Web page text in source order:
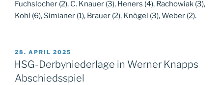
Fuchslocher (2), C. Knauer (3), Heners (4), Rachowiak (3),
Kohl (6), Simianer (1), Brauer (2), Knögel (3), Weber (2).
VERÖFFENTLICHT
AM
28. APRIL 2025
HSG-Derbyniederlage in Werner Knapps
Abschiedsspiel